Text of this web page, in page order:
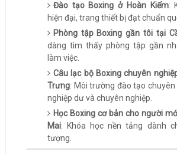
Đào tạo Boxing ở Hoàn Kiếm:
hiện đại, trang thiết bị đạt chuẩn
Phòng tập Boxing gần tôi tại
dàng tìm thấy phòng tập gần
làm việc.
Câu lạc bộ Boxing chuyên
Trưng: Môi trường đào tạo chuyên
nghiệp dư và chuyên nghiệp.
Học Boxing cơ bản cho người
Mai: Khóa học nền tảng dành
tượng.